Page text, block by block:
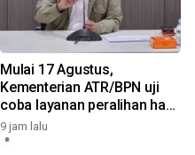
Mulai 17 Agustus,
Kementerian ATR/BPN uji
coba layanan peralihan hak
10 hari di 15 kantah
9 jam lalu